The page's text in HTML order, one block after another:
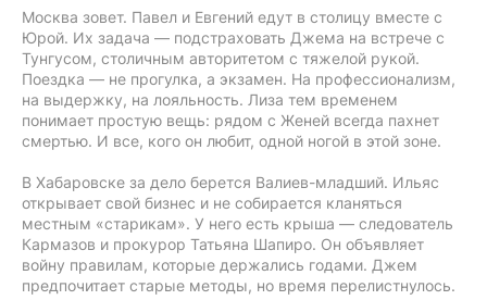
Москва зовет. Павел и Евгений едут в столицу вместе с
Юрой. Их задача — подстраховать Джема на встрече с
Тунгусом, столичным авторитетом с тяжелой рукой.
Поездка — не прогулка, а экзамен. На профессионализм,
на выдержку, на лояльность. Лиза тем временем
понимает простую вещь: рядом с Женей всегда пахнет
смертью. И все, кого он любит, одной ногой в этой зоне.
В Хабаровске за дело берется Валиев-младший. Ильяс
открывает свой бизнес и не собирается кланяться
местным «старикам». У него есть крыша — следователь
Кармазов и прокурор Татьяна Шапиро. Он объявляет
войну правилам, которые держались годами. Джем
предпочитает старые методы, но время перелистнулось.